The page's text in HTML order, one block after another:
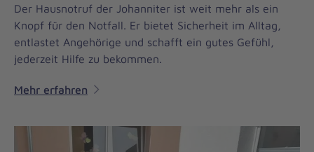
Der Hausnotruf der Johanniter ist weit mehr als ein
Knopf für den Notfall. Er bietet Sicherheit im Alltag,
entlastet Angehörige und schafft ein gutes Gefühl,
jederzeit Hilfe zu bekommen.
Mehr erfahren